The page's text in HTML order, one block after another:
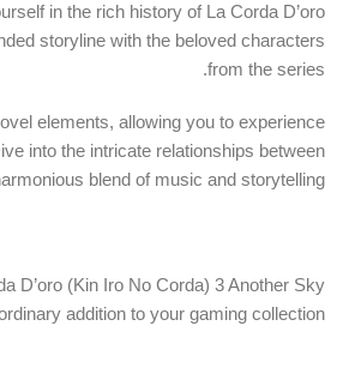
in the rich history of La Corda D’oro
storyline with the beloved characters
from the series.
elements, allowing you to experience
into the intricate relationships between
blend of music and storytelling.
D’oro (Kin Iro No Corda) 3 Another Sky
addition to your gaming collection!